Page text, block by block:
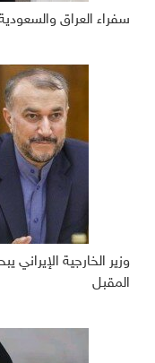
سفراء العراق
وزير الخارجية
المقبل